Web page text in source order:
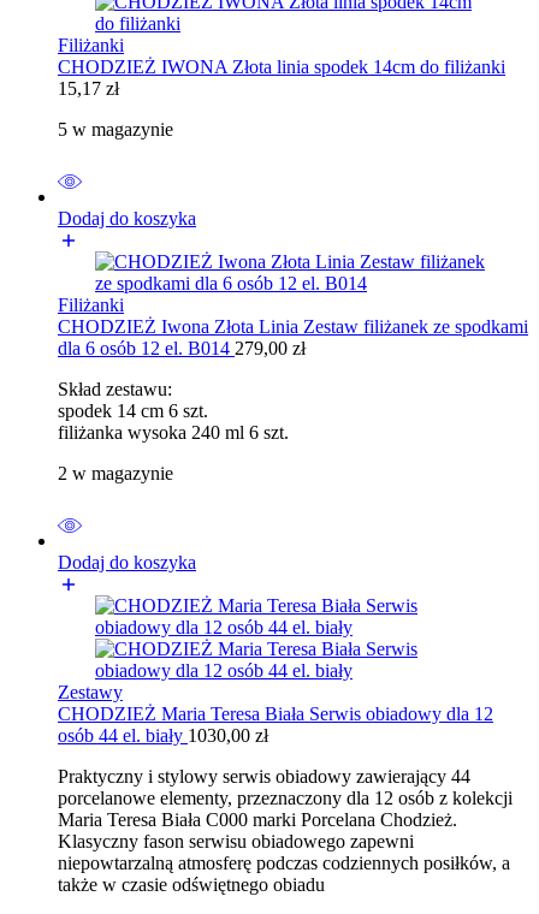
Filiżanki
CHODZIEŻ IWONA Złota linia spodek 14cm do filiżanki
15,17 zł
5 w magazynie
Dodaj do koszyka
Filiżanki
CHODZIEŻ Iwona Złota Linia Zestaw filiżanek ze spodkami
dla 6 osób 12 el. B014 279,00 zł
Skład zestawu:
spodek 14 cm 6 szt.
filiżanka wysoka 240 ml 6 szt.
2 w magazynie
Dodaj do koszyka
Zestawy
CHODZIEŻ Maria Teresa Biała Serwis obiadowy dla 12
osób 44 el. biały 1030,00 zł
Praktyczny i stylowy serwis obiadowy zawierający 44
porcelanowe elementy, przeznaczony dla 12 osób z kolekcji
Maria Teresa Biała C000 marki Porcelana Chodzież.
Klasyczny fason serwisu obiadowego zapewni
niepowtarzalną atmosferę podczas codziennych posiłków, a
także w czasie odświętnego obiadu